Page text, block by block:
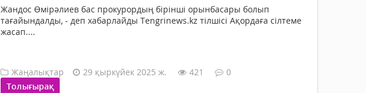
Жандос Өмірәлиев бас прокурордың бірінші орынбасары болып
тағайындалды, - деп хабарлайды Tengrinews.kz тілшісі Ақордаға сілтеме
жасап....
Жаңалықтар 29 қыркүйек 2025 ж. 421
0
Толығырақ